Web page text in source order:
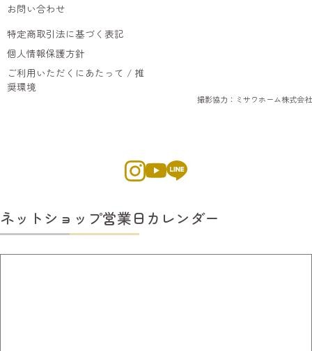
お問い合わせ
特定商取引法に基づく表記
個人情報保護方針
ご利用いただくにあたって / 推
奨環境
撮影協力：ミサワホーム株式会社
ネットショップ営業日カレンダー